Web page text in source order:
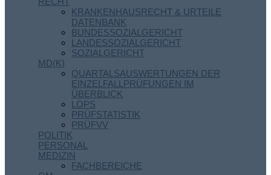
KRANKENHAUSRECHT & URTEILE
DATENBANK
BUNDESSOZIALGERICHT
LANDESSOZIALGERICHT
SOZIALGERICHT
MD(K)
QUARTALSAUSWERTUNGEN DER
EINZELFALLPRÜFUNGEN IM
ÜBERBLICK
LOPS
PRÜFSTATISTIK
PRÜFVV
POLITIK
PERSONAL
MEDIZIN
FACHBEREICHE